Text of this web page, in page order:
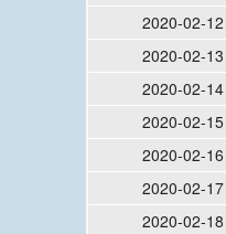
2020-02-12
2020-02-13
2020-02-14
2020-02-15
2020-02-16
2020-02-17
2020-02-18